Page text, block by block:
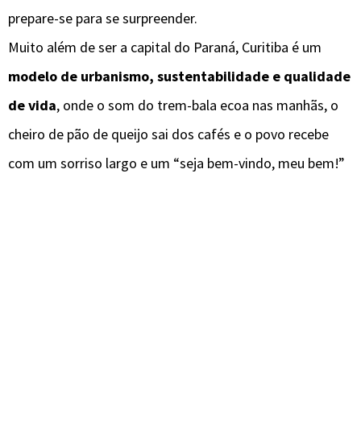
prepare-se para se surpreender.
Muito além de ser a capital do Paraná, Curitiba é um
modelo de urbanismo, sustentabilidade e qualidade
de vida, onde o som do trem-bala ecoa nas manhãs, o
cheiro de pão de queijo sai dos cafés e o povo recebe
com um sorriso largo e um “seja bem-vindo, meu bem!”